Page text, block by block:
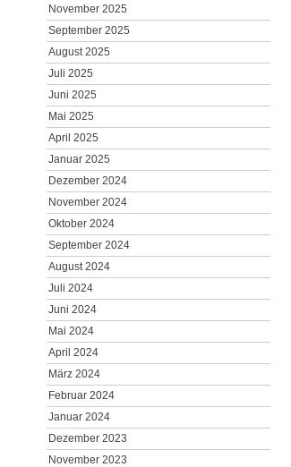
November 2025
September 2025
August 2025
Juli 2025
Juni 2025
Mai 2025
April 2025
Januar 2025
Dezember 2024
November 2024
Oktober 2024
September 2024
August 2024
Juli 2024
Juni 2024
Mai 2024
April 2024
März 2024
Februar 2024
Januar 2024
Dezember 2023
November 2023